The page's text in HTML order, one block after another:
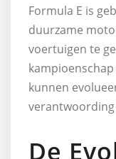
Formula E is
duurzame
voertuigen te
kunnen
De